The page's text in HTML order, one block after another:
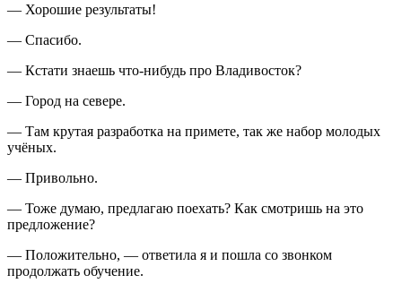
— Хорошие результаты!
— Спасибо.
— Кстати знаешь что-нибудь про Владивосток?
— Город на севере.
— Там крутая разработка на примете, так же набор молодых
учёных.
— Привольно.
— Тоже думаю, предлагаю поехать? Как смотришь на это
предложение?
— Положительно, — ответила я и пошла со звонком
продолжать обучение.